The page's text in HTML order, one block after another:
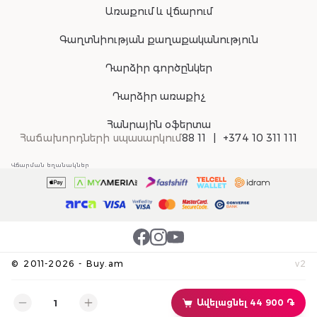
Ավելացնել 44 900 ֏
Առաքում և վճարում
Գաղտնիության քաղաքականություն
Դարձիր գործընկեր
Դարձիր առաքիչ
Հանրային օֆերտա
Հաճախորդների սպասարկում88 11 +374 10 311 111
© 2011-2026 - Buy.am v2
Վճարման եղանակներ